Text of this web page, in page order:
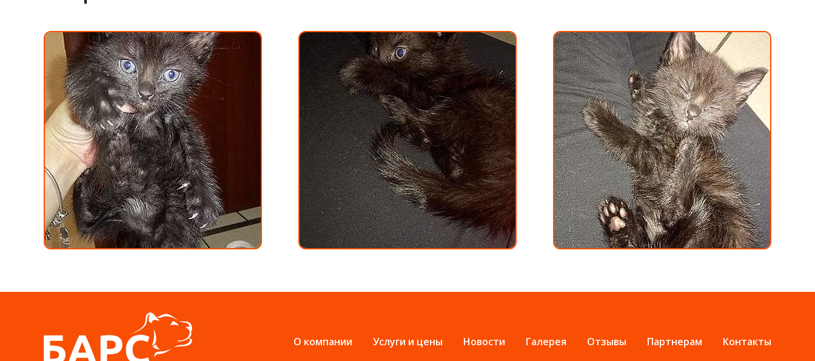
О компании Услуги и цены Новости Галерея Отзывы Партнерам Контакты